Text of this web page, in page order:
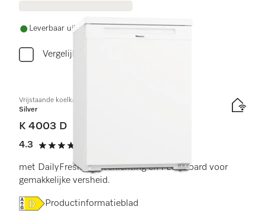
Leverbaar uit voorraad met gratis levering
Vergelijken
Vrijstaande koelkast
Silver
K 4003 D
4.3
4.3 sterren op 5
met DailyFresh, led-verlichting en FLexiBoard voor
gemakkelijke versheid.
Online Label Flag, Energielabel
Productinformatieblad